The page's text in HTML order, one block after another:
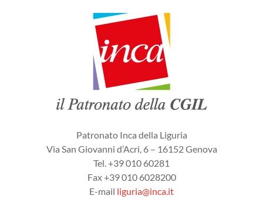
Patronato Inca della Liguria
Via San Giovanni d’Acri, 6 – 16152 Genova
Tel. +39 010 60281
Fax +39 010 6028200
E-mail liguria@inca.it